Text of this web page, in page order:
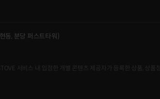
동, 분당 퍼스트타워)
서비스 내 입점한 개별 콘텐츠 제공자가 등록한 상품, 상품